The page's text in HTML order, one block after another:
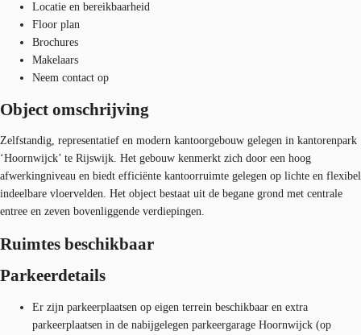
Locatie en bereikbaarheid
Floor plan
Brochures
Makelaars
Neem contact op
Object omschrijving
Zelfstandig, representatief en modern kantoorgebouw gelegen in kantorenpark
‘Hoornwijck’ te Rijswijk. Het gebouw kenmerkt zich door een hoog
afwerkingniveau en biedt efficiënte kantoorruimte gelegen op lichte en flexibel
indeelbare vloervelden. Het object bestaat uit de begane grond met centrale
entree en zeven bovenliggende verdiepingen.
Ruimtes beschikbaar
Parkeerdetails
Er zijn parkeerplaatsen op eigen terrein beschikbaar en extra
parkeerplaatsen in de nabijgelegen parkeergarage Hoornwijck (op